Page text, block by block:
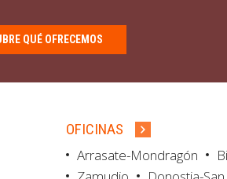
QUÉ OFRECEMOS
OFICINAS
Arrasate-Mondragón